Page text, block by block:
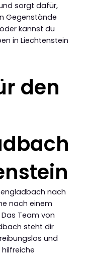
sorgt dafür,
Gegenstände
kannst du
in Liechtenstein
den
nach
nach einem
Team von
steht dir
und